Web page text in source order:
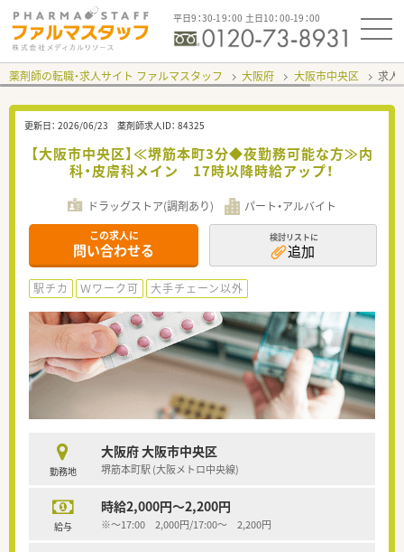
平日9：30-19：00 土日10：00-19：00
薬剤師の転職・求人サイト ファルマスタッフ 大阪府 大阪市中央区 求人
更新日： 2026/06/23 薬剤師求人ID： 84325
【大阪市中央区】≪堺筋本町3分◆夜勤務可能な方≫内
科・皮膚科メイン 17時以降時給アップ！
ドラッグストア(調剤あり) パート・アルバイト
この求人に
問い合わせる
検討リストに
追加
駅チカ Ｗワーク可 大手チェーン以外
勤務地
大阪府 大阪市中央区
堺筋本町駅 (大阪メトロ中央線)
給与
時給2,000円～2,200円
※～17:00 2,000円/17:00～ 2,200円